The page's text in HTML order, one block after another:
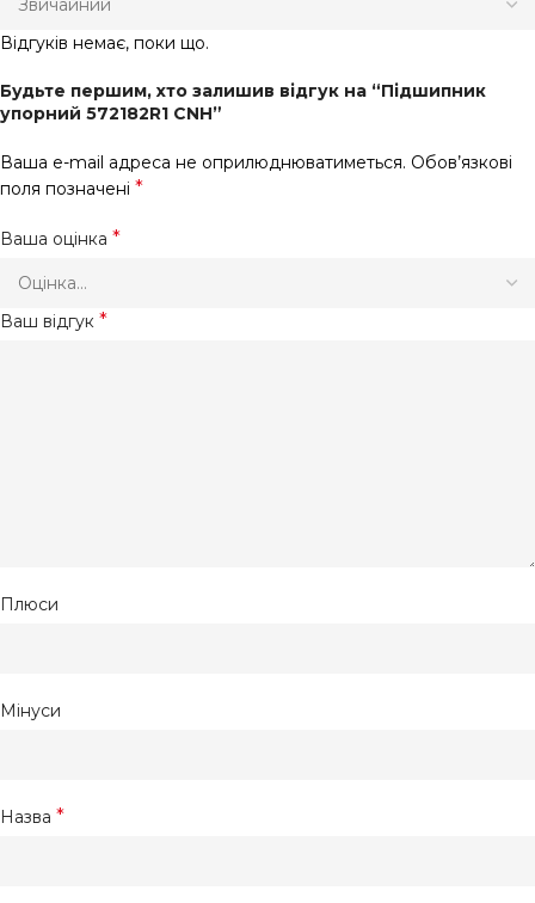
Відгуків немає, поки що.
Будьте першим, хто залишив відгук на “Підшипник
упорний 572182R1 CNH”
Ваша e-mail адреса не оприлюднюватиметься. Обов’язкові
поля позначені *
Ваша оцінка *
Ваш відгук *
Плюси
Мінуси
Назва *